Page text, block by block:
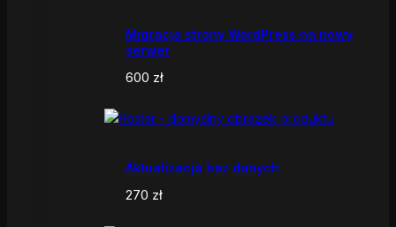
Migracja strony WordPress na nowy
serwer
600 zł
Aktualizacja baz danych
270 zł